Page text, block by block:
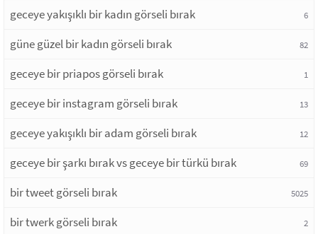
geceye yakışıklı bir kadın görseli bırak 6
güne güzel bir kadın görseli bırak 82
geceye bir priapos görseli bırak 1
geceye bir instagram görseli bırak 13
geceye yakışıklı bir adam görseli bırak 12
geceye bir şarkı bırak vs geceye bir türkü bırak 69
bir tweet görseli bırak 5025
bir twerk görseli bırak 2